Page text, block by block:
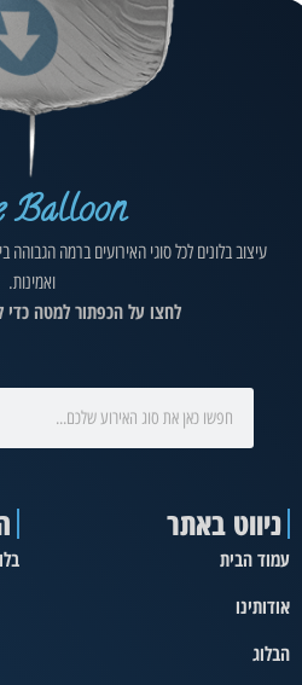
Balloon
עיצוב בלונים לכל סוגי האירועים ברמה הגבוהה
ואמינות.
לחצו על הכפתור למטה כדי
ניווט באתר
עמוד הבית
אודותינו
הבלוג